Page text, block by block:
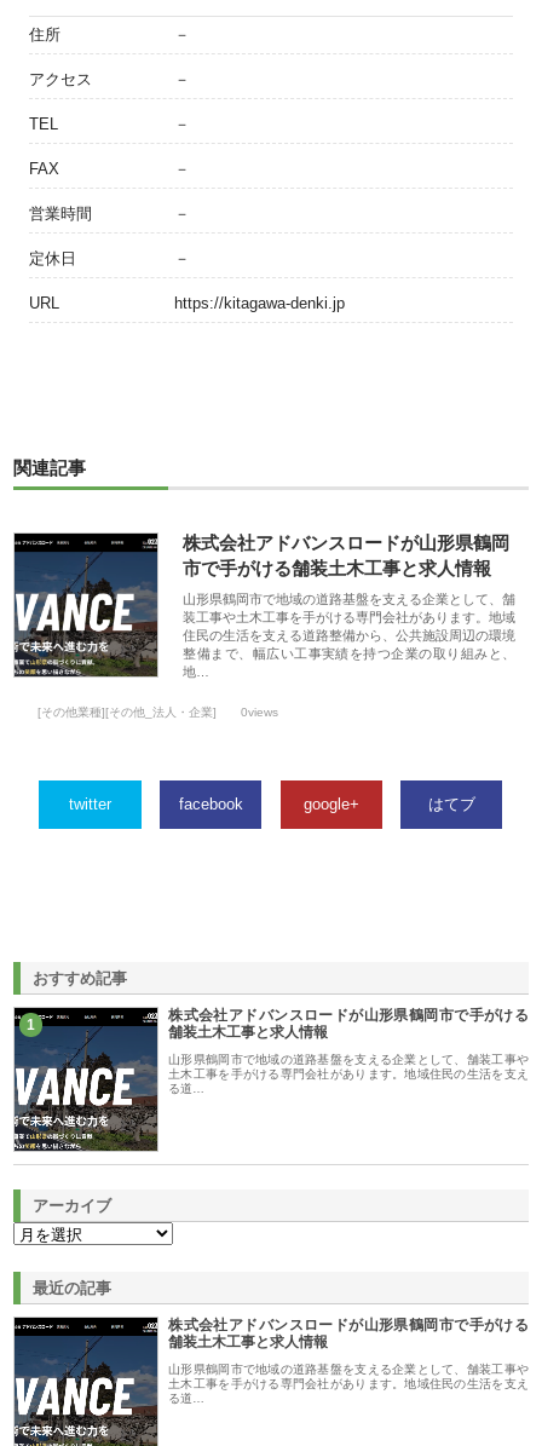
住所 －
アクセス －
TEL －
FAX －
営業時間 －
定休日 －
URL https://kitagawa-denki.jp
関連記事
株式会社アドバンスロードが山形県鶴岡
市で手がける舗装土木工事と求人情報
山形県鶴岡市で地域の道路基盤を支える企業として、舗
装工事や土木工事を手がける専門会社があります。地域
住民の生活を支える道路整備から、公共施設周辺の環境
整備まで、幅広い工事実績を持つ企業の取り組みと、
地…
[その他業種][その他_法人・企業] 0views
twitter facebook google+ はてブ
おすすめ記事
1
株式会社アドバンスロードが山形県鶴岡市で手がける
舗装土木工事と求人情報
山形県鶴岡市で地域の道路基盤を支える企業として、舗装工事や
土木工事を手がける専門会社があります。地域住民の生活を支え
る道…
アーカイブ
最近の記事
株式会社アドバンスロードが山形県鶴岡市で手がける
舗装土木工事と求人情報
山形県鶴岡市で地域の道路基盤を支える企業として、舗装工事や
土木工事を手がける専門会社があります。地域住民の生活を支え
る道…